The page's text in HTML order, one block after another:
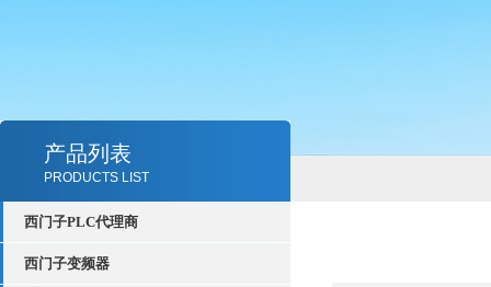
产品列表
PRODUCTS LIST
西门子PLC代理商
西门子变频器